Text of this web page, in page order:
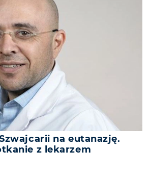
na eutanazję.
z lekarzem